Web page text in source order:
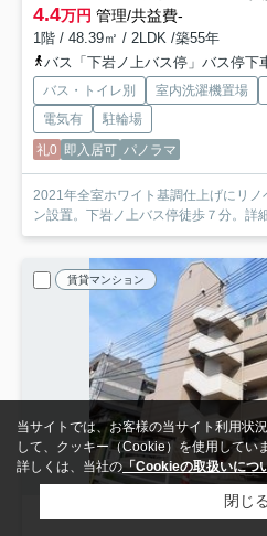
4.4万円 管理/共益費-
1階 / 48.39㎡ / 2LDK /築55年
バス「下岩ノ上バス停」バス停
バス・トイレ別 室内洗濯機置場
電気有
駐輪場
礼0 即入居可 パノラマ
2021年全室ホワイト基調仕上げにリ
ン設置。下岩ノ上バス停徒歩７分。詳
賃貸マンション
当サイトでは、お客様の当サイト利用状
して、クッキー（Cookie）を使用してい
詳しくは、当社の「Cookieの取扱いにつ
閉じる